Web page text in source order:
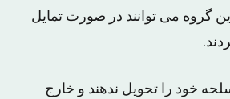
گروه می توانند در صورت تمایل
خود را تحویل ندهند و خارج